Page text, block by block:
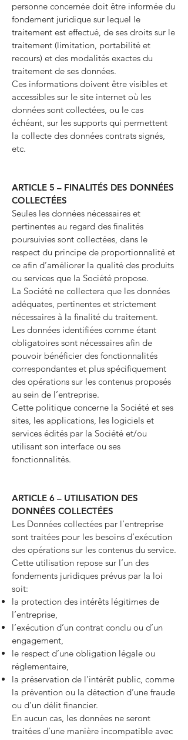
personne concernée doit être informée du
fondement juridique sur lequel le
traitement est effectué, de ses droits sur le
traitement (limitation, portabilité et
recours) et des modalités exactes du
traitement de ses données.
Ces informations doivent être visibles et
accessibles sur le site internet où les
données sont collectées, ou le cas
échéant, sur les supports qui permettent
la collecte des données contrats signés,
etc.
ARTICLE 5 – FINALITÉS DES DONNÉES
COLLECTÉES
Seules les données nécessaires et
pertinentes au regard des finalités
poursuivies sont collectées, dans le
respect du principe de proportionnalité et
ce afin d’améliorer la qualité des produits
ou services que la Société propose.
La Société ne collectera que les données
adéquates, pertinentes et strictement
nécessaires à la finalité du traitement.
Les données identifiées comme étant
obligatoires sont nécessaires afin de
pouvoir bénéficier des fonctionnalités
correspondantes et plus spécifiquement
des opérations sur les contenus proposés
au sein de l’entreprise.
Cette politique concerne la Société et ses
sites, les applications, les logiciels et
services édités par la Société et/ou
utilisant son interface ou ses
fonctionnalités.
ARTICLE 6 – UTILISATION DES
DONNÉES COLLECTÉES
Les Données collectées par l’entreprise
sont traitées pour les besoins d’exécution
des opérations sur les contenus du service.
Cette utilisation repose sur l’un des
fondements juridiques prévus par la loi
soit:
la protection des intérêts légitimes de
l’entreprise,
l’exécution d’un contrat conclu ou d’un
engagement,
le respect d’une obligation légale ou
réglementaire,
la préservation de l’intérêt public, comme
la prévention ou la détection d’une fraude
ou d’un délit financier.
En aucun cas, les données ne seront
traitées d’une manière incompatible avec